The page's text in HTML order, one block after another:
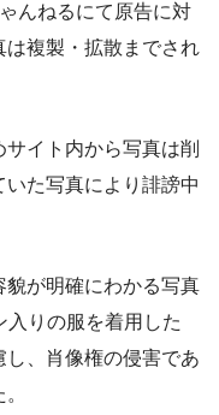
んねるにて原告に対
複製・拡散までされ
イト内から写真は削
た写真により誹謗中
が明確にわかる写真
りの服を着用した
、肖像権の侵害であ